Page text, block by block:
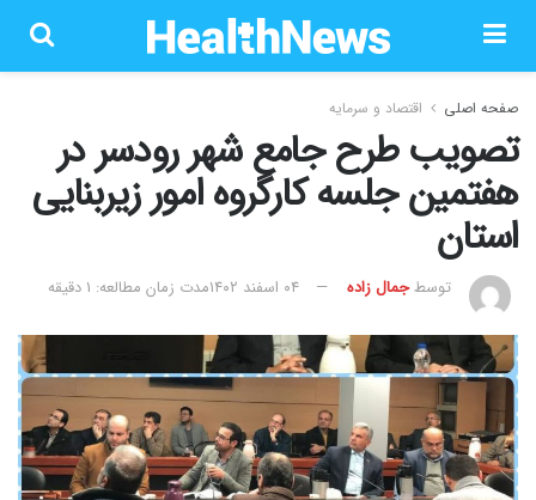
صفحه اصلی اقتصاد و سرمایه
تصویب طرح جامع شهر رودسر در
هفتمین جلسه کارگروه امور زیربنایی
استان
توسطجمال زاده ۰۴ اسفند ۱۴۰۲ مدت زمان مطالعه: 1 دقیقه